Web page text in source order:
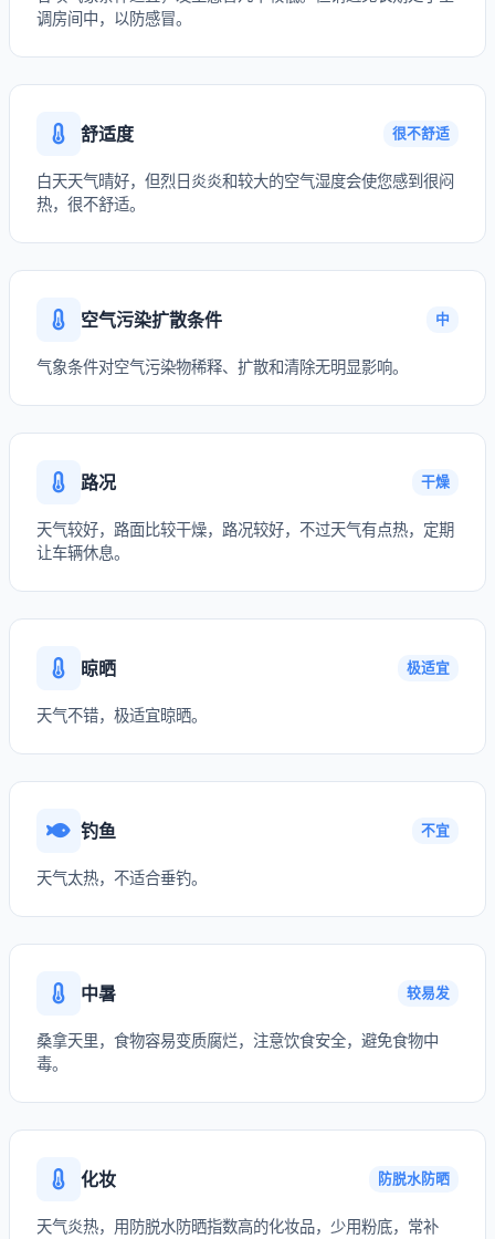
调房间中，以防感冒。
舒适度 很不舒适
白天天气晴好，但烈日炎炎和较大的空气湿度会使您感到很闷
热，很不舒适。
空气污染扩散条件 中
气象条件对空气污染物稀释、扩散和清除无明显影响。
路况 干燥
天气较好，路面比较干燥，路况较好，不过天气有点热，定期
让车辆休息。
晾晒 极适宜
天气不错，极适宜晾晒。
钓鱼 不宜
天气太热，不适合垂钓。
中暑 较易发
桑拿天里，食物容易变质腐烂，注意饮食安全，避免食物中
毒。
化妆 防脱水防晒
天气炎热，用防脱水防晒指数高的化妆品，少用粉底，常补